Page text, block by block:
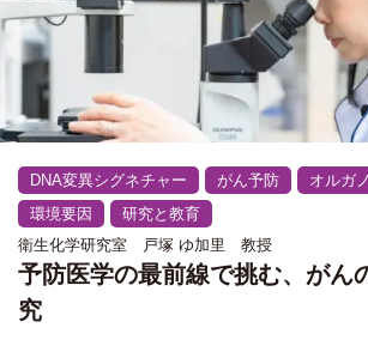
DNA変異シグネチャー がん予防 オルガ
環境要因
研究と教育
衛生化学研究室 戸塚 ゆ加里 教授
予防医学の最前線で挑む、がん
究